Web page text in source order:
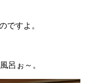
ですよ。
呂ぉ～。